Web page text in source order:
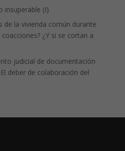
insuperable (I)
de la vivienda común durante
¿Y si se cortan a
judicial de documentación
deber de colaboración del